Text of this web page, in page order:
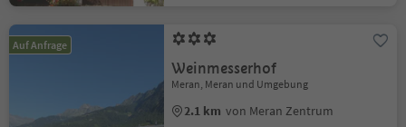
Auf Anfrage
Weinmesserhof
Meran, Meran und Umgebung
2.1 km von Meran Zentrum